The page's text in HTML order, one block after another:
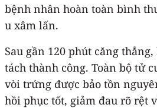
bệnh nhân hoàn toàn bình
u xâm lấn.
Sau gần 120 phút căng
tách thành công. Toàn bộ tử
vòi trứng được bảo tồn
hồi phục tốt, giảm đau rõ rệt